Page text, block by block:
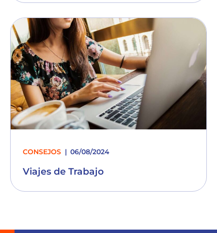
CONSEJOS 06/08/2024
Viajes de Trabajo